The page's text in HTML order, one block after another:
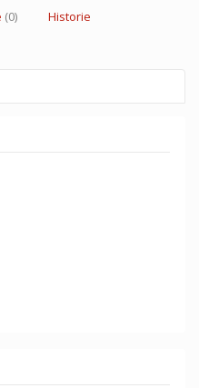
(0) Historie